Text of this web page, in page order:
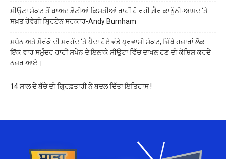
ਸੀਉਟਾ ਸੰਕਟ ਤੋਂ ਬਾਅਦ ਛੋਟੀਆਂ ਕਿਸਤੀਆਂ ਰਾਹੀਂ ਹੋ ਰਹੀ ਗ਼ੈਰ ਕਾਨੂੰਨੀ-ਆਮਦ ‘ਤੇ
ਸਖ਼ਤ ਹੋਵੇਗੀ ਬ੍ਰਿਟੇਨ ਸਰਕਾਰ-Andy Burnham
ਸਪੇਨ ਅਤੇ ਮੋਰੱਕੋ ਦੀ ਸਰਹੱਦ ‘ਤੇ ਪੈਦਾ ਹੋਏ ਵੱਡੇ ਪ੍ਰਵਾਸੀ ਸੰਕਟ, ਜਿੱਥੇ ਹਜ਼ਾਰਾਂ ਲੋਕ
ਇੱਕੋ ਵਾਰ ਸਮੁੰਦਰ ਰਾਹੀਂ ਸਪੇਨ ਦੇ ਇਲਾਕੇ ਸੀਉਟਾ ਵਿੱਚ ਦਾਖਲ ਹੋਣ ਦੀ ਕੋਸ਼ਿਸ਼ ਕਰਦੇ
ਨਜ਼ਰ ਆਏ।
14 ਸਾਲ ਦੇ ਬੱਚੇ ਦੀ ਗ੍ਰਿਫ਼ਤਾਰੀ ਨੇ ਬਦਲ ਦਿੱਤਾ ਇਤਿਹਾਸ !